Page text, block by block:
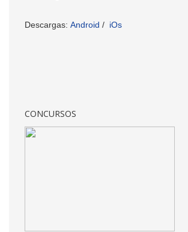
Descargas: Android / iOs
CONCURSOS